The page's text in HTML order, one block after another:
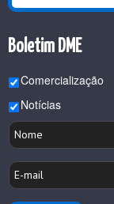
Boletim DME
Comercialização
Notícias